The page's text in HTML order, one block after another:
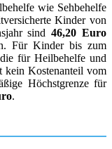
wie Sehbehelfe
Kinder von
sind46,20 Euro
Für Kinder bis zum
für Heilbehelfe und
kein Kostenanteil vom
Höchstgrenze für
.